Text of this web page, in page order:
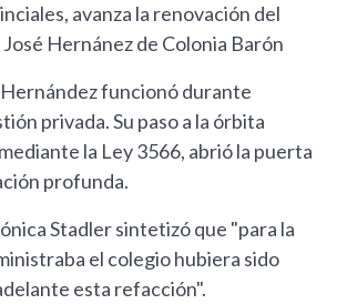
avanza la renovación del
Hernánez de Colonia Barón
funcionó durante
privada. Su paso a la órbita
la Ley 3566, abrió la puerta
profunda.
Stadler sintetizó que "para la
el colegio hubiera sido
esta refacción".